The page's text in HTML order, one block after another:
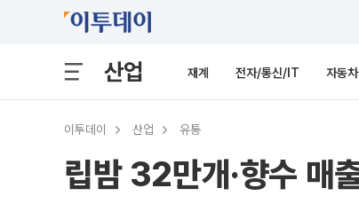
산업 재계 전자/통신/IT 자동차
이투데이 산업 유통
립밤 32만개·향수 매